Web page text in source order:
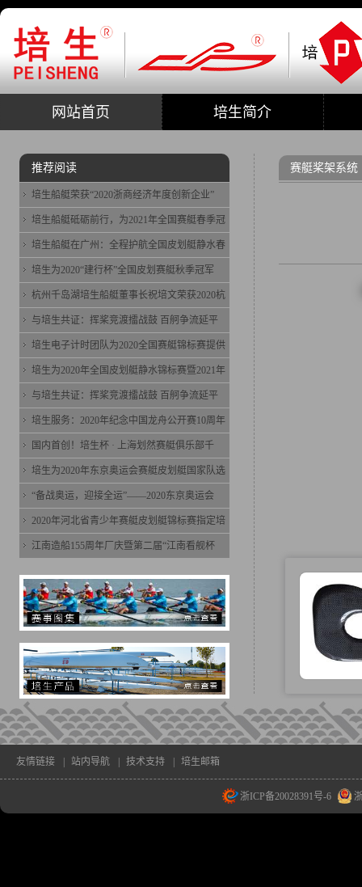
网站首页 培生简介
赛艇桨架系统
推荐阅读
培生船艇荣获“2020浙商经济年度创新企业”
培生船艇砥砺前行，为2021年全国赛艇春季冠
培生船艇在广州：全程护航全国皮划艇静水春
培生为2020“建行杯”全国皮划赛艇秋季冠军
杭州千岛湖培生船艇董事长祝培文荣获2020杭
与培生共证：挥桨竞渡擂战鼓 百舸争流延平
培生电子计时团队为2020全国赛艇锦标赛提供
培生为2020年全国皮划艇静水锦标赛暨2021年
与培生共证：挥桨竞渡擂战鼓 百舸争流延平
培生服务：2020年纪念中国龙舟公开赛10周年
国内首创！培生杯 · 上海划然赛艇俱乐部千
培生为2020年东京奥运会赛艇皮划艇国家队选
“备战奥运，迎接全运”——2020东京奥运会
2020年河北省青少年赛艇皮划艇锦标赛指定培
江南造船155周年厂庆暨第二届“江南看舰杯
友情链接 | 站内导航 | 技术支持 | 培生邮箱
浙ICP备20028391号-6